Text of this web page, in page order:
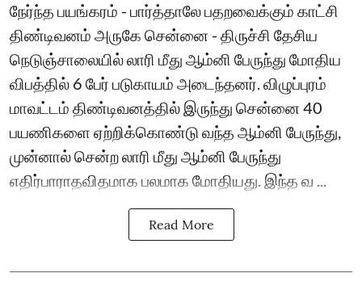
நேர்ந்த பயங்கரம் - பார்த்தாலே பதறவைக்கும் காட்சி
திண்டிவனம் அருகே சென்னை - திருச்சி தேசிய
நெடுஞ்சாலையில் லாரி மீது ஆம்னி பேருந்து மோதிய
விபத்தில் 6 பேர் படுகாயம் அடைந்தனர். விழுப்புரம்
மாவட்டம் திண்டிவனத்தில் இருந்து சென்னை 40
பயணிகளை ஏற்றிக்கொண்டு வந்த ஆம்னி பேருந்து,
முன்னால் சென்ற லாரி மீது ஆம்னி பேருந்து
எதிர்பாராதவிதமாக பலமாக மோதியது. இந்த வ ...
Read More